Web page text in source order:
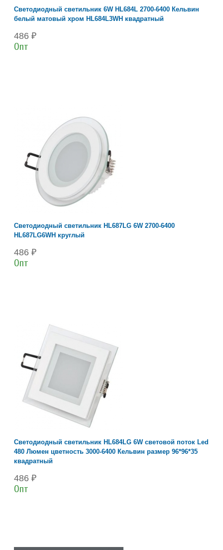
Светодиодный светильник 6W HL684L 2700-6400 Кельвин
белый матовый хром HL684L3WH квадратный
486 ₽
Опт
Светодиодный светильник HL687LG 6W 2700-6400
HL687LG6WH круглый
486 ₽
Опт
Светодиодный светильник HL684LG 6W световой поток Led
480 Люмен цветность 3000-6400 Кельвин размер 96*96*35
квадратный
486 ₽
Опт